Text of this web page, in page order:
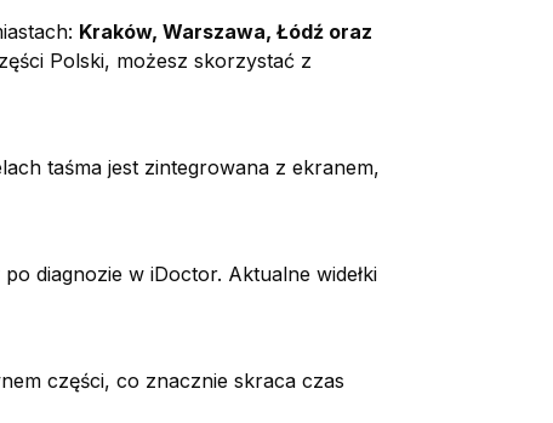
Kraków, Warszawa, Łódź oraz
Polski, możesz skorzystać z
taśma jest zintegrowana z ekranem,
diagnozie w iDoctor. Aktualne widełki
części, co znacznie skraca czas